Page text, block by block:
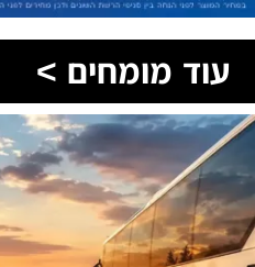
עוד מומחים >